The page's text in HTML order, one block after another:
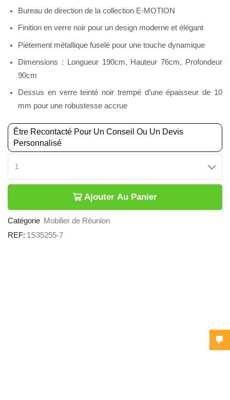
Bureau de direction de la collection E-MOTION
Finition en verre noir pour un design moderne et élégant
Piétement métallique fuselé pour une touche dynamique
Dimensions : Longueur 190cm, Hauteur 76cm, Profondeur
90cm
Dessus en verre teinté noir trempé d’une épaisseur de 10
mm pour une robustesse accrue
Être Recontacté Pour Un Conseil Ou Un Devis
Personnalisé
Ajouter Au Panier
Catégorie Mobilier de Réunion
REF: 1S35255-7